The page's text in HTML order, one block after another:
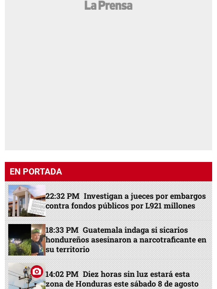
EN PORTADA
22:32 PM Investigan a jueces por embargos
contra fondos públicos por L921 millones
18:33 PM Guatemala indaga si sicarios
hondureños asesinaron a narcotraficante en
su territorio
14:02 PM Diez horas sin luz estará esta
zona de Honduras este sábado 8 de agosto